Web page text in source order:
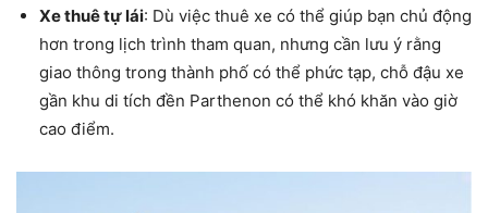
Xe thuê tự lái: Dù việc thuê xe có thể giúp bạn chủ động
hơn trong lịch trình tham quan, nhưng cần lưu ý rằng
giao thông trong thành phố có thể phức tạp, chỗ đậu xe
gần khu di tích đền Parthenon có thể khó khăn vào giờ
cao điểm.